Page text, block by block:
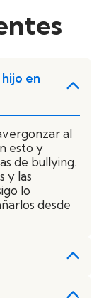
en
al
esto y
de bullying.
y las
lo
desde